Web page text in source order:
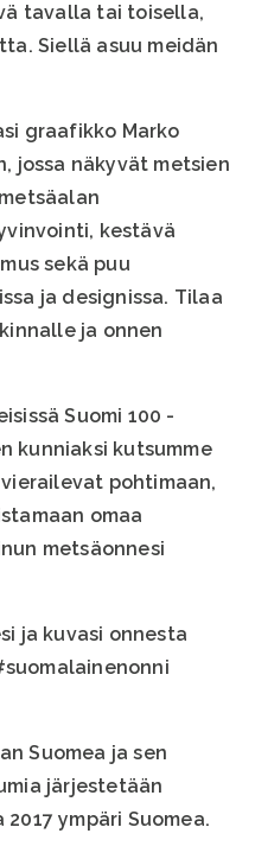
tavalla tai toisella,
Siellä asuu meidän
graafikko Marko
jossa näkyvät metsien
kestävä
sekä puu
ja designissa. Tilaa
ja onnen
Suomi 100 -
kunniaksi kutsumme
pohtimaan,
omaa
metsäonnesi
ja kuvasi onnesta
Suomea ja sen
järjestetään
ympäri Suomea.